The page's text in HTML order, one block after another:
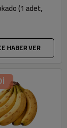
(1 adet,
HABER VER